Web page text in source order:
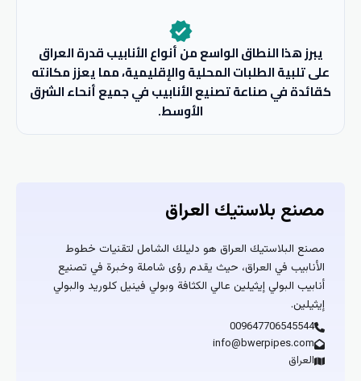
verified
يبرز هذا النطاق الواسع من أنواع الأنابيب قدرة العراق
على تلبية الطلبات المحلية والإقليمية، مما يعزز مكانته
كقائدة في صناعة تصنيع الأنابيب في جميع أنحاء الشرق
الأوسط.
مصنع بلاستيك العراق
مصنع البلاستيك العراق هو دليلك الشامل لتقنيات خطوط
الأنابيب في العراق، حيث يقدم رؤى شاملة وخبرة في تصنيع
أنابيب البولي إيثيلين عالي الكثافة وبولي فينيل كلوريد والبولي
إيثيلين.
009647706545544
info@bwerpipes.com
العراق